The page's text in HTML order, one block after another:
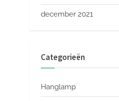
december 2021
Categorieën
Hanglamp